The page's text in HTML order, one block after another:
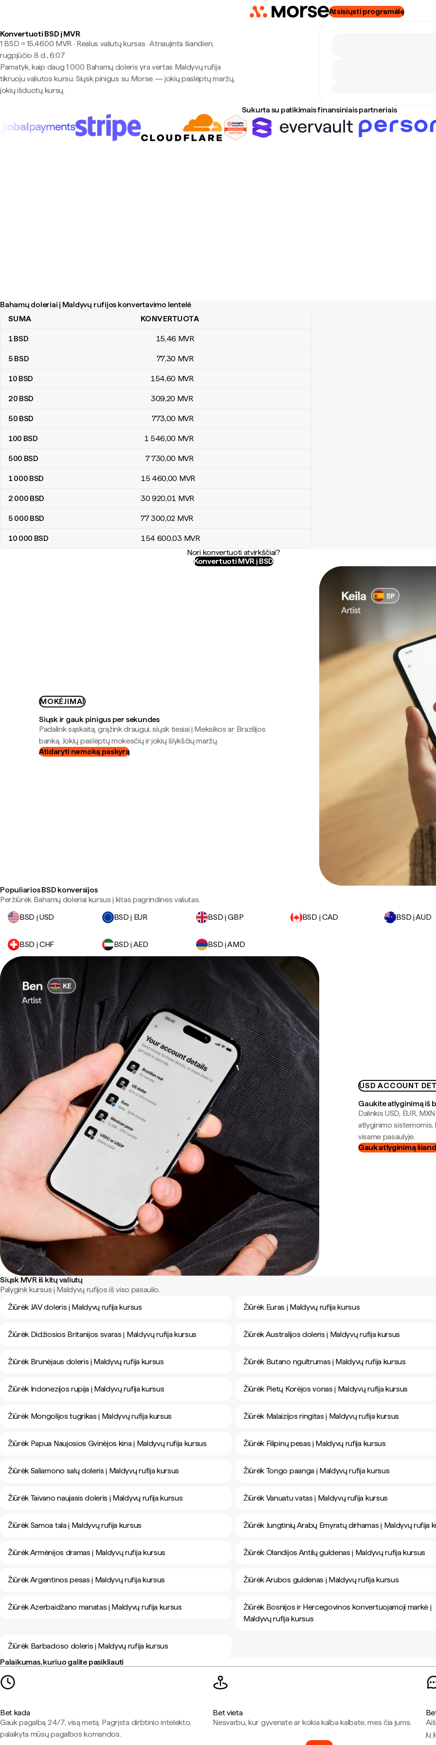
Atsisiųsti programėlę
Konvertuoti BSD į MVR
1 BSD ≈ 15,4600 MVR · Realus valiutų kursas ·Atnaujinta šiandien,
rugpjūčio 8 d., 6:07
Pamatyk, kaip daug 1 000 Bahamų doleris yra vertas Maldyvų rufija
tikruoju valiutos kursu. Siųsk pinigus su Morse — jokių paslėptų maržų,
jokių išduotų kursų.
Sukurta su patikimais finansiniais partneriais
Bahamų doleriai į Maldyvų rufijos konvertavimo lentelė
Bahamų doleriai į Maldyvų rufijos konvertavimo lentelė
SUMA KONVERTUOTA
1BSD 15,46 MVR
5 BSD 77,30 MVR
10 BSD 154,60 MVR
20 BSD 309,20 MVR
50 BSD 773,00 MVR
100 BSD 1 546,00 MVR
500 BSD 7 730,00 MVR
1 000 BSD 15 460,00 MVR
2 000 BSD 30 920,01 MVR
5 000 BSD 77 300,02 MVR
10 000 BSD 154 600,03 MVR
Nori konvertuoti atvirkščiai?
Konvertuoti MVR į BSD
MOKĖJIMAI
Siųsk ir gauk pinigus per sekundes
Padalink sąskaitą, grąžink draugui, siųsk tiesiai į Meksikos ar Brazilijos
banką. Jokių paslėptų mokesčių ir jokių šlykščių maržų.
Atidaryti nemoką paskyrą
Populiarios BSD konversijos
Peržiūrėk Bahamų doleriai kursus į kitas pagrindines valiutas.
BSD į USD
BSD į EUR BSD į GBP BSD į CAD BSD į AUD
BSD į CHF BSD į AED BSD į AMD
USD ACCOUNT
Gaukite atlyginimą iš
Dalinkis USD, EUR,
atlyginimo
visame pasaulyje.
Gauk atlyginimą
Siųsk MVR iš kitų valiutų
Palygink kursus į Maldyvų rufijos iš viso pasaulio.
Žiūrėk JAV doleris į Maldyvų rufija kursus
Žiūrėk Euras į Maldyvų rufija kursus
Žiūrėk Didžiosios Britanijos svaras į Maldyvų rufija kursus Žiūrėk Australijos doleris į Maldyvų rufija kursus
Žiūrėk Brunėjaus doleris į Maldyvų rufija kursus Žiūrėk Butano ngultrumas į Maldyvų rufija kursus
Žiūrėk Indonezijos rupija į Maldyvų rufija kursus Žiūrėk Pietų Korėjos vonas į Maldyvų rufija kursus
Žiūrėk Mongolijos tugrikas į Maldyvų rufija kursus Žiūrėk Malaizijos ringitas į Maldyvų rufija kursus
Žiūrėk Papua Naujosios Gvinėjos kina į Maldyvų rufija kursus Žiūrėk Filipinų pesas į Maldyvų rufija kursus
Žiūrėk Saliamono salų doleris į Maldyvų rufija kursus Žiūrėk Tongo paanga į Maldyvų rufija kursus
Žiūrėk Taivano naujasis doleris į Maldyvų rufija kursus Žiūrėk Vanuatu vatas į Maldyvų rufija kursus
Žiūrėk Samoa tala į Maldyvų rufija kursus Žiūrėk Jungtinių Arabų Emyratų dirhamas į Maldyvų rufija
Žiūrėk Armėnijos dramas į Maldyvų rufija kursus Žiūrėk Olandijos Antilų guldenas į Maldyvų rufija kursus
Žiūrėk Argentinos pesas į Maldyvų rufija kursus Žiūrėk Arubos guldenas į Maldyvų rufija kursus
Žiūrėk Azerbaidžano manatas į Maldyvų rufija kursus
Žiūrėk Bosnijos ir Hercegovinos konvertuojamoji markė į
Maldyvų rufija kursus
Žiūrėk Barbadoso doleris į Maldyvų rufija kursus
Palaikumas, kuriuo galite pasikliauti
Bet kada
Gauk pagalbą 24/7, visą metą. Pagrįsta dirbtinio intelekto,
palaikyta mūsų pagalbos komandos.
Bet vieta
Nesvarbu, kur gyvenate ar kokia kalba kalbate, mes čia jums.
jų